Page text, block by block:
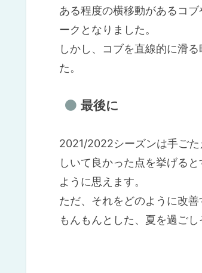
ある程度の横移動があるコ
ークとなりました。
しかし、コブを直線的に滑
た。
最後に
2021/2022シーズンは手ごた
しいて良かった点を挙げる
ように思えます。
ただ、それをどのように改
もんもんとした、夏を過ごし